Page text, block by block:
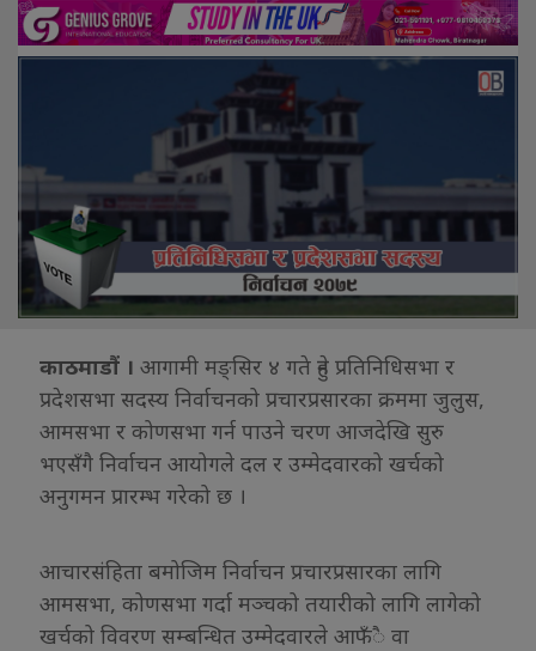
काठमाडौं । आगामी मङ्सिर ४ गते हुने प्रतिनिधिसभा र
प्रदेशसभा सदस्य निर्वाचनको प्रचारप्रसारका क्रममा जुलुस,
आमसभा र कोणसभा गर्न पाउने चरण आजदेखि सुरु
भएसँगै निर्वाचन आयोगले दल र उम्मेदवारको खर्चको
अनुगमन प्रारम्भ गरेको छ ।
आचारसंहिता बमोजिम निर्वाचन प्रचारप्रसारका लागि
आमसभा, कोणसभा गर्दा मञ्चको तयारीको लागि लागेको
खर्चको विवरण सम्बन्धित उम्मेदवारले आफँै वा